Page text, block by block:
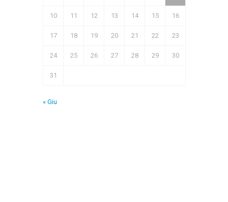
10 11 12 13 14 15 16
17 18 19 20 21 22 23
24 25 26 27 28 29 30
31
« Giu